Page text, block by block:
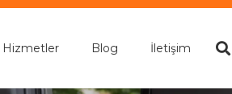
Hizmetler Blog İletişim